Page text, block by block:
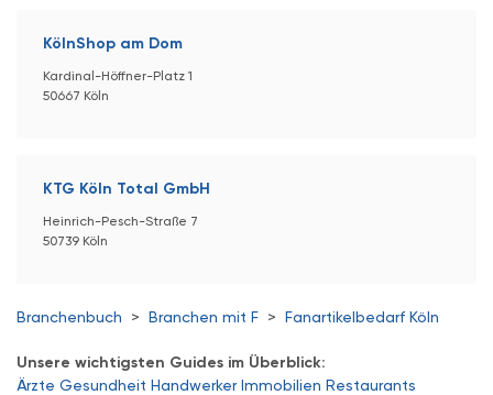
KölnShop am Dom
Kardinal-Höffner-Platz 1
50667 Köln
KTG Köln Total GmbH
Heinrich-Pesch-Straße 7
50739 Köln
Branchenbuch > Branchen mit F > Fanartikelbedarf Köln
Unsere wichtigsten Guides im Überblick:
Ärzte Gesundheit Handwerker Immobilien Restaurants